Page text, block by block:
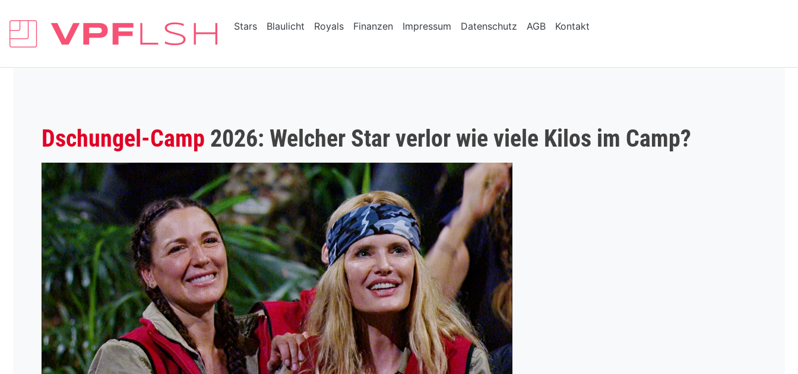
Stars Blaulicht Royals Finanzen Impressum Datenschutz AGB Kontakt
Dschungel-Camp 2026: Welcher Star verlor wie viele Kilos im Camp?